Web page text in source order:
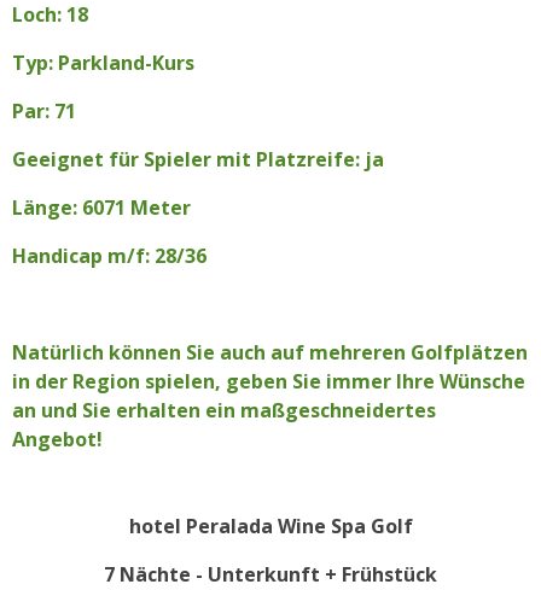
Loch: 18
Typ: Parkland-Kurs
Par: 71
Geeignet für Spieler mit Platzreife: ja
Länge: 6071 Meter
Handicap m/f: 28/36
Natürlich können Sie auch auf mehreren Golfplätzen
in der Region spielen, geben Sie immer Ihre Wünsche
an und Sie erhalten ein maßgeschneidertes
Angebot!
hotel Peralada Wine Spa Golf
7 Nächte - Unterkunft + Frühstück